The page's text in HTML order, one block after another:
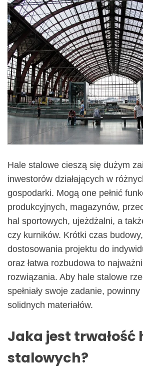
Hale stalowe cieszą się dużym
inwestorów działających w
gospodarki. Mogą one pełnić
produkcyjnych, magazynów,
hal sportowych, ujeżdżalni, a
czy kurników. Krótki czas
dostosowania projektu do
oraz łatwa rozbudowa to
rozwiązania. Aby hale stalowe
spełniały swoje zadanie,
solidnych materiałów.
Jaka jest trwałość
stalowych?